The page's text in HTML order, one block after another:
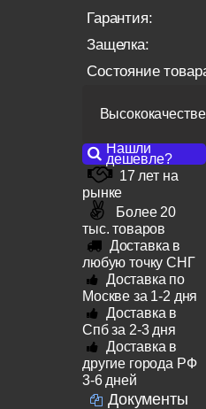
Гарантия:
Защелка:
Состояние
Нашли
дешевле?
17 лет на
рынке
Более 20
тыс. товаров
Доставка в
любую точку СНГ
Доставка по
Москве за 1-2 дня
Доставка в
Спб за 2-3 дня
Доставка в
другие города РФ
3-6 дней
Документы